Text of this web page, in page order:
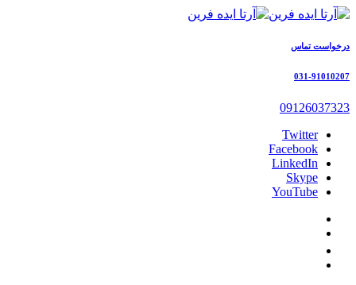
درخواست تماس
031-91010207
09126037323
Twitter
Facebook
LinkedIn
Skype
YouTube